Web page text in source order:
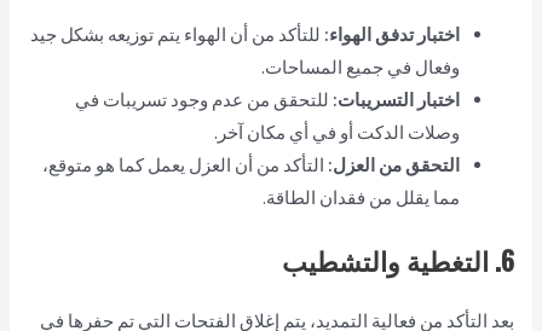
اختبار تدفق الهواء: للتأكد من أن الهواء يتم توزيعه بشكل جيد
وفعال في جميع المساحات.
اختبار التسريبات: للتحقق من عدم وجود تسريبات في
وصلات الدكت أو في أي مكان آخر.
التحقق من العزل: التأكد من أن العزل يعمل كما هو متوقع،
مما يقلل من فقدان الطاقة.
6. التغطية والتشطيب
بعد التأكد من فعالية التمديد، يتم إغلاق الفتحات التي تم حفرها في